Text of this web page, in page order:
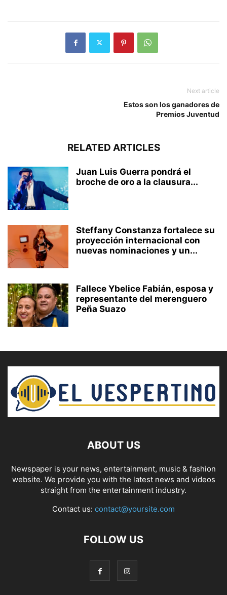
Next article
Estos son los ganadores de
Premios Juventud
RELATED ARTICLES
Juan Luis Guerra pondrá el
broche de oro a la clausura...
Steffany Constanza fortalece su
proyección internacional con
nuevas nominaciones y un...
Fallece Ybelice Fabián, esposa y
representante del merenguero
Peña Suazo
ABOUT US
Newspaper is your news, entertainment, music & fashion
website. We provide you with the latest news and videos
straight from the entertainment industry.
Contact us: contact@yoursite.com
FOLLOW US